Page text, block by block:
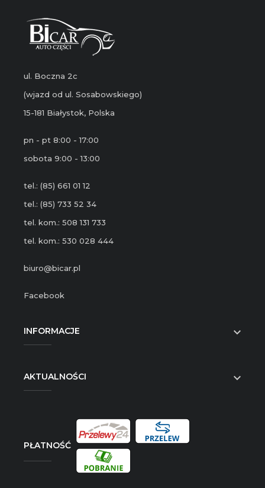
ul. Boczna 2c
(wjazd od ul. Sosabowskiego)
15-181 Białystok, Polska
pn - pt 8:00 - 17:00
sobota 9:00 - 13:00
tel.: (85) 661 01 12
tel.: (85) 733 52 34
tel. kom.: 508 131 733
tel. kom.: 530 028 444
biuro@bicar.pl
Facebook
INFORMACJE 
AKTUALNOŚCI 
PŁATNOŚĆ